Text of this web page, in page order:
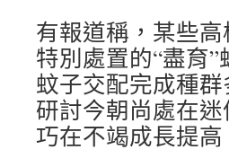
有報道稱，某些
特別處置的“盡育
蚊子交配完成種
研討今朝尚處在
巧在不竭成長提